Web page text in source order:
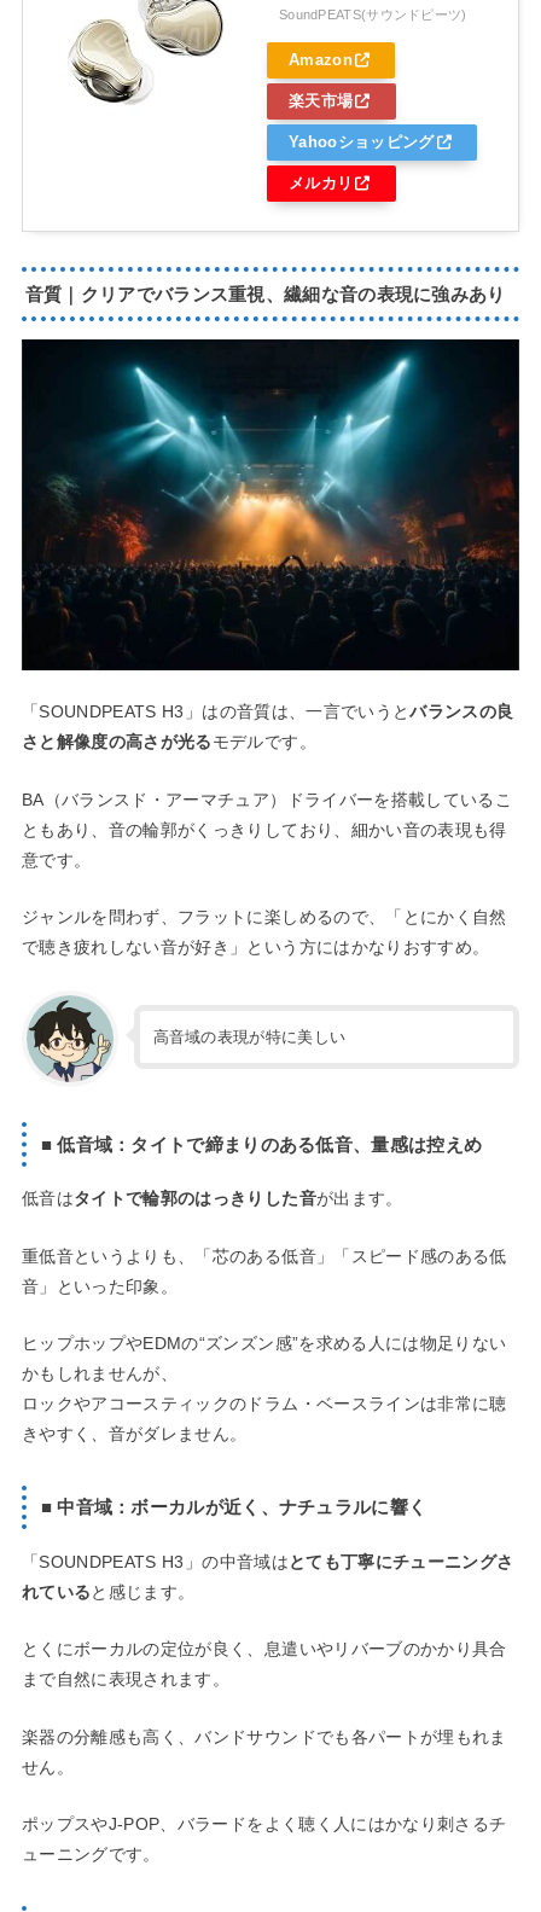
SoundPEATS(サウンドピーツ)
Amazon
楽天市場
Yahooショッピング
メルカリ
音質｜クリアでバランス重視、繊細な音の表現に強みあり
「SOUNDPEATS H3」はの音質は、一言でいうとバランスの良
さと解像度の高さが光るモデルです。
BA（バランスド・アーマチュア）ドライバーを搭載しているこ
ともあり、音の輪郭がくっきりしており、細かい音の表現も得
意です。
ジャンルを問わず、フラットに楽しめるので、「とにかく自然
で聴き疲れしない音が好き」という方にはかなりおすすめ。
高音域の表現が特に美しい
■ 低音域：タイトで締まりのある低音、量感は控えめ
低音はタイトで輪郭のはっきりした音が出ます。
重低音というよりも、「芯のある低音」「スピード感のある低
音」といった印象。
ヒップホップやEDMの“ズンズン感”を求める人には物足りない
かもしれませんが、
ロックやアコースティックのドラム・ベースラインは非常に聴
きやすく、音がダレません。
■ 中音域：ボーカルが近く、ナチュラルに響く
「SOUNDPEATS H3」の中音域はとても丁寧にチューニングさ
れていると感じます。
とくにボーカルの定位が良く、息遣いやリバーブのかかり具合
まで自然に表現されます。
楽器の分離感も高く、バンドサウンドでも各パートが埋もれま
せん。
ポップスやJ-POP、バラードをよく聴く人にはかなり刺さるチ
ューニングです。